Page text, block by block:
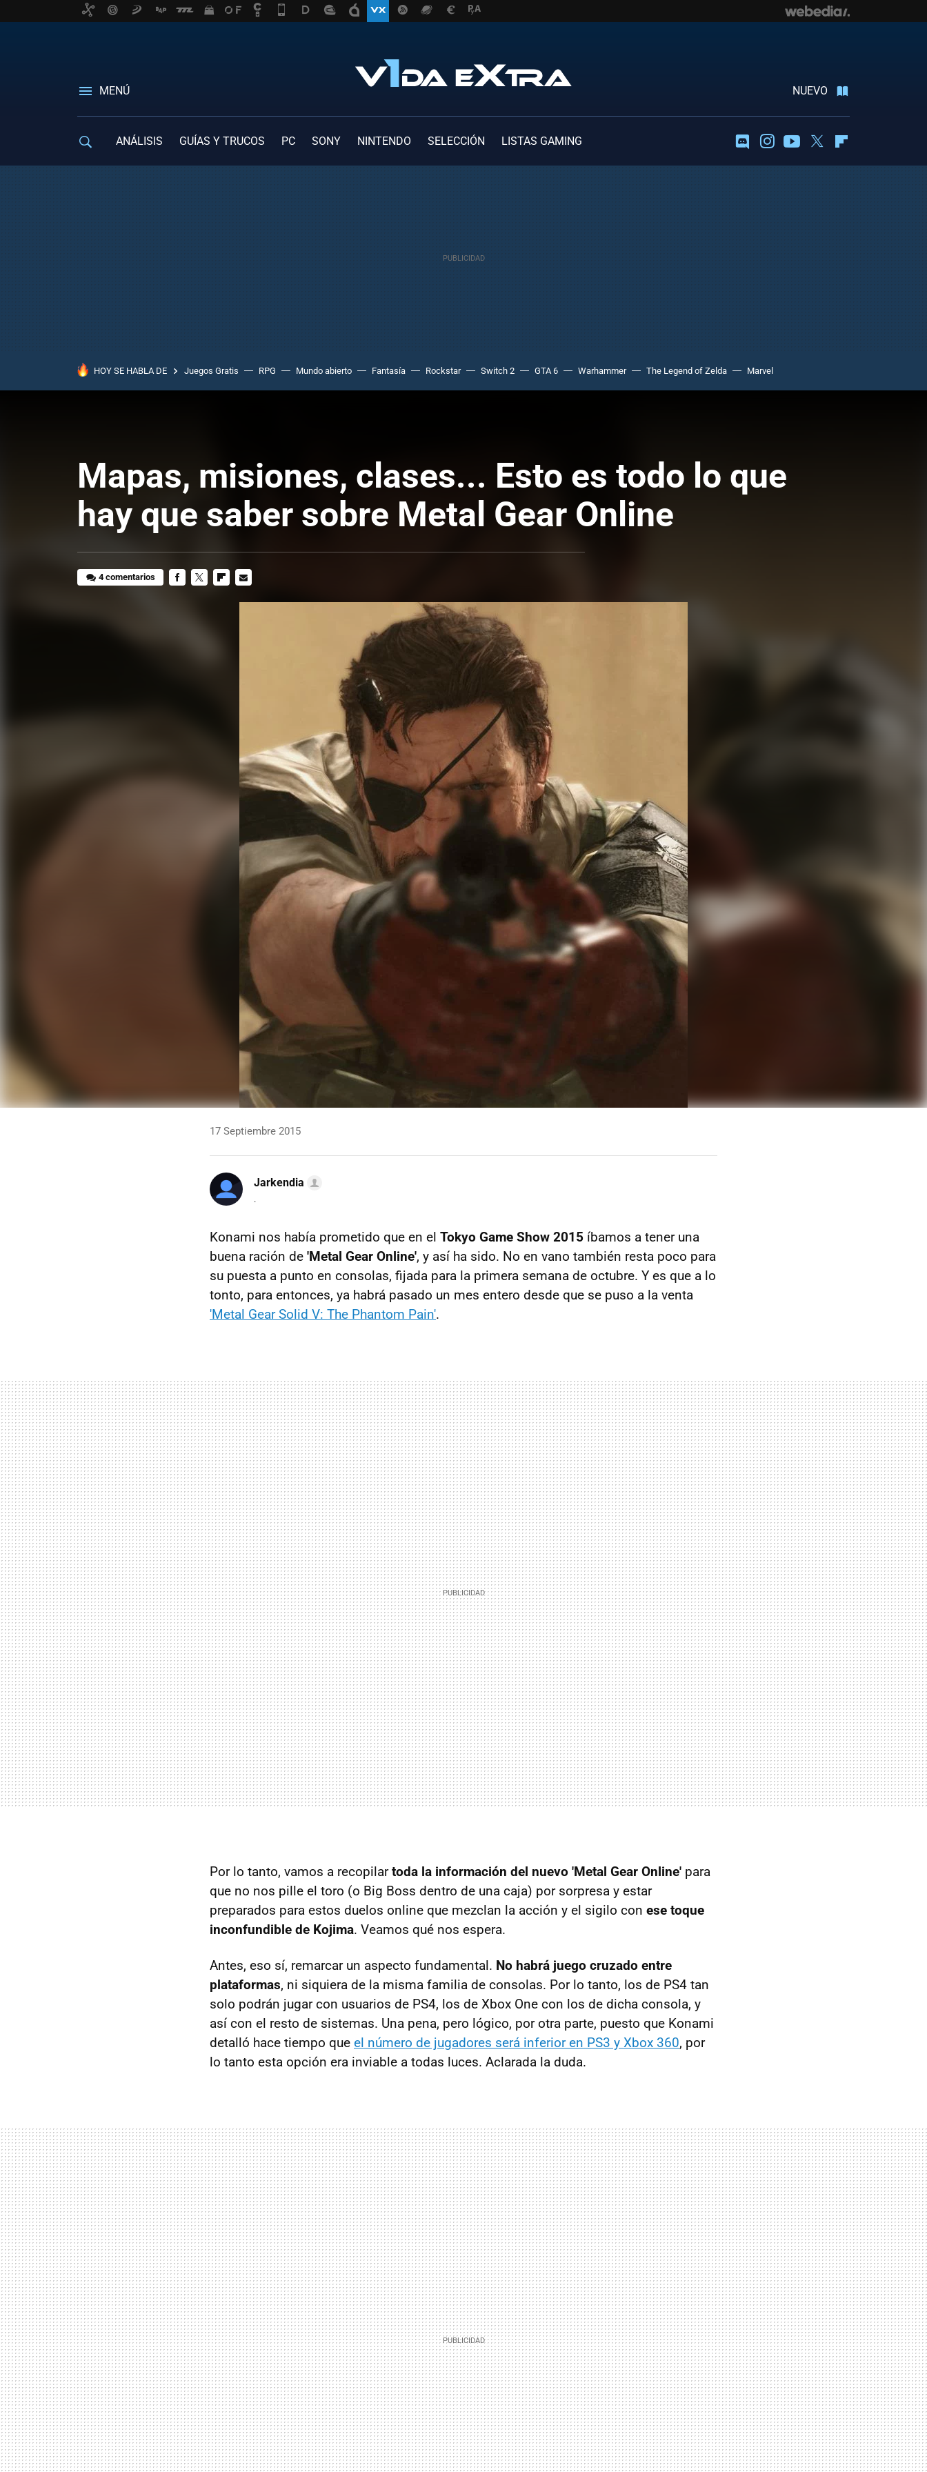
MENÚ NUEVO
ANÁLISIS GUÍAS Y TRUCOS PC SONY NINTENDO SELECCIÓN LISTAS GAMING DiscordInstagramYoutubeTwitter
HOY SE HABLA DE Juegos Gratis RPG Mundo abierto Fantasía Rockstar Switch 2 GTA 6 Warhammer The Legend of Zelda Marvel
Mapas, misiones, clases... Esto es todo lo que
hay que saber sobre Metal Gear Online
4 comentarios
17 Septiembre 2015
Jarkendia
.
Konami nos había prometido que en el Tokyo Game Show 2015 íbamos a tener una
buena ración de 'Metal Gear Online', y así ha sido. No en vano también resta poco para
su puesta a punto en consolas, fijada para la primera semana de octubre. Y es que a lo
tonto, para entonces, ya habrá pasado un mes entero desde que se puso a la venta
'Metal Gear Solid V: The Phantom Pain'.
Por lo tanto, vamos a recopilartoda la información del nuevo 'Metal Gear Online' para
que no nos pille el toro (o Big Boss dentro de una caja) por sorpresa y estar
preparados para estos duelos online que mezclan la acción y el sigilo con ese toque
inconfundible de Kojima. Veamos qué nos espera.
Antes, eso sí, remarcar un aspecto fundamental. No habrá juego cruzado entre
plataformas, ni siquiera de la misma familia de consolas. Por lo tanto, los de PS4 tan
solo podrán jugar con usuarios de PS4, los de Xbox One con los de dicha consola, y
así con el resto de sistemas. Una pena, pero lógico, por otra parte, puesto que Konami
detalló hace tiempo que el número de jugadores será inferior en PS3 y Xbox 360, por
lo tanto esta opción era inviable a todas luces. Aclarada la duda.